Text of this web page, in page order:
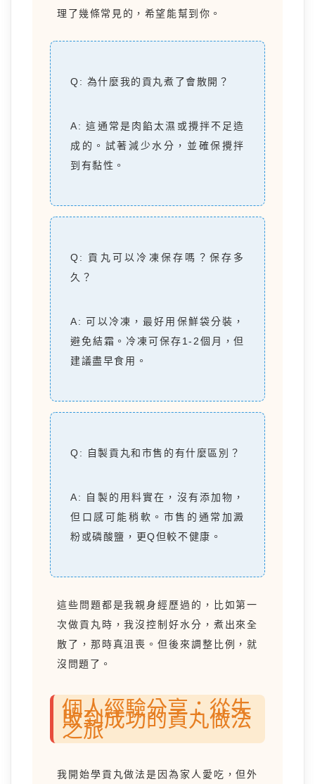
理了幾條常見的，希望能幫到你。
Q: 為什麼我的貢丸煮了會散開？
A: 這通常是肉餡太濕或攪拌不足造
成的。試著減少水分，並確保攪拌
到有黏性。
Q: 貢丸可以冷凍保存嗎？保存多
久？
A: 可以冷凍，最好用保鮮袋分裝，
避免結霜。冷凍可保存1-2個月，但
建議盡早食用。
Q: 自製貢丸和市售的有什麼區別？
A: 自製的用料實在，沒有添加物，
但口感可能稍軟。市售的通常加澱
粉或磷酸鹽，更Q但較不健康。
這些問題都是我親身經歷過的，比如第一
次做貢丸時，我沒控制好水分，煮出來全
散了，那時真沮喪。但後來調整比例，就
沒問題了。
個人經驗分享：從失
敗到成功的貢丸做法
之旅
我開始學貢丸做法是因為家人愛吃，但外